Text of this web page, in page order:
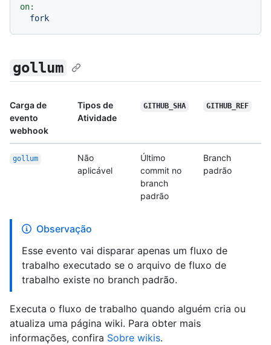
on:
fork
gollum
Carga de
evento
webhook
Tipos de
Atividade
GITHUB_SHA GITHUB_REF
gollum
Não
aplicável
Último
commit no
branch
padrão
Branch
padrão
Observação
Esse evento vai disparar apenas um fluxo de
trabalho executado se o arquivo de fluxo de
trabalho existe no branch padrão.
Executa o fluxo de trabalho quando alguém cria ou
atualiza uma página wiki. Para obter mais
informações, confira Sobre wikis.